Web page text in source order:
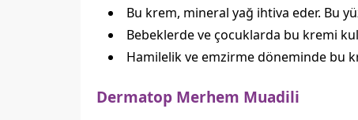
Bu krem, mineral yağ ihtiva eder. Bu
Bebeklerde ve çocuklarda bu kremi
Hamilelik ve emzirme döneminde bu
Dermatop Merhem Muadili